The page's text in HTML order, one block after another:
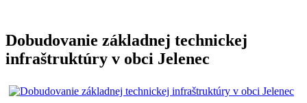
Dobudovanie základnej technickej
infraštruktúry v obci Jelenec